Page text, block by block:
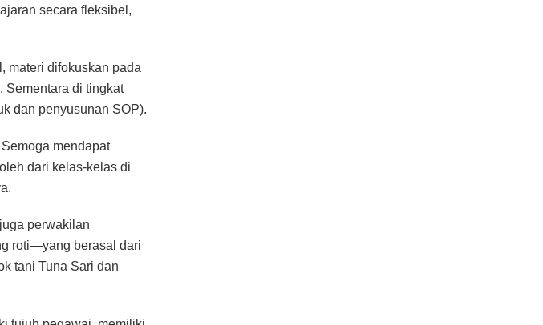
secara fleksibel,
materi difokuskan pada
Sementara di tingkat
dan penyusunan SOP).
mendapat
dari kelas-kelas di
perwakilan
roti—yang berasal dari
tani Tuna Sari dan